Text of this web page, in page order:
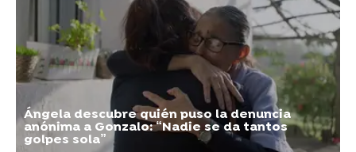
Ángela descubre quién puso la denuncia
anónima a Gonzalo: “Nadie se da tantos
golpes sola”